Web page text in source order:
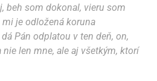
beh som dokonal, vieru som
je odložená koruna
Pán odplatou v ten deň, on,
len mne, ale aj všetkým, ktorí